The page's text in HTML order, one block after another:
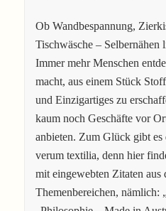
Ob Wandbespannung,
Tischwäsche –
Immer mehr Menschen
macht, aus einem Stück
und Einzigartiges zu
kaum noch Geschäfte vor
anbieten. Zum Glück gibt
verum textilia, denn hier
mit eingewebten Zitaten aus
Themenbereichen, nämlich: